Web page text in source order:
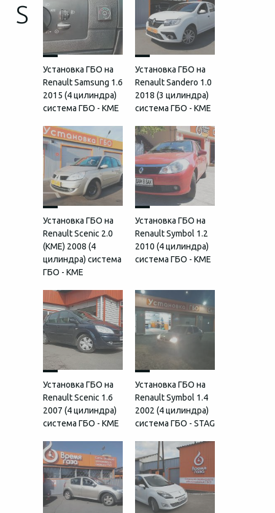
S
Установка ГБО на
Renault Samsung 1.6
2015 (4 цилиндра)
система ГБО - KME
Установка ГБО на
Renault Sandero 1.0
2018 (3 цилиндра)
система ГБО - KME
Установка ГБО на
Renault Scenic 2.0
(КМЕ) 2008 (4
цилиндра) система
ГБО - KME
Установка ГБО на
Renault Symbol 1.2
2010 (4 цилиндра)
система ГБО - KME
Установка ГБО на
Renault Scenic 1.6
2007 (4 цилиндра)
система ГБО - KME
Установка ГБО на
Renault Symbol 1.4
2002 (4 цилиндра)
система ГБО - STAG